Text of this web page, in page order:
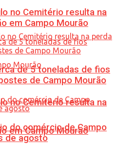
no Cemitério resulta na
em Campo Mourão
no Cemitério resulta na
em Campo Mourão
de 5 toneladas de fios
de Campo Mourão
do comércio de Campo
de agosto